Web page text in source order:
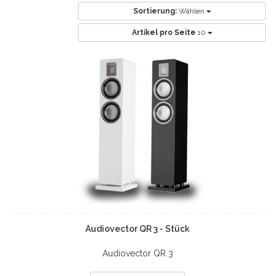
Sortierung: Wählen
Artikel pro Seite 10
Audiovector QR 3 - Stück
Audiovector QR 3